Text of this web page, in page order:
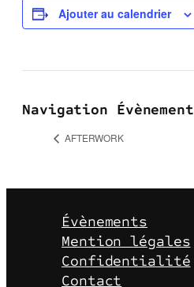
Ajouter au calendrier
Navigation Évènement
AFTERWORK
Évènements
Mention légales
Confidentialité
Contact